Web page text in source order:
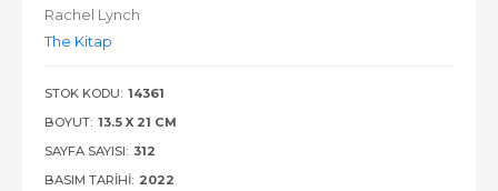
Rachel Lynch
The Kitap
STOK KODU: 14361
BOYUT: 13.5 X 21 CM
SAYFA SAYISI: 312
BASIM TARIHI: 2022